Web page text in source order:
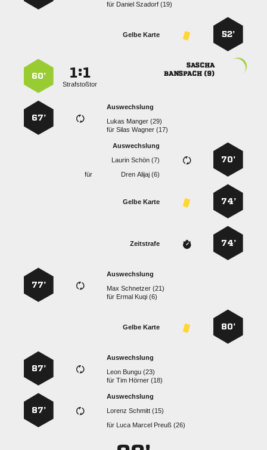
für   
52’
Gelbe Karte

 
:
Strafstoßtor
60’
Auswechslung
  
für  
67’
70’
Auswechslung
  
für
  
74’
Gelbe Karte
74’
Zeitstrafe
Auswechslung
  
für   
77’
80’
Gelbe Karte
Auswechslung
  
für  
87’
Auswechslung
  
für    
87’